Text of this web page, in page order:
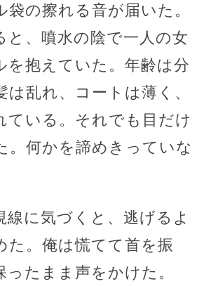
袋の擦れる音が届いた。
と、噴水の陰で一人の女
を抱えていた。年齢は分
は乱れ、コートは薄く、
ている。それでも目だけ
。何かを諦めきっていな
線に気づくと、逃げるよ
た。俺は慌てて首を振
ったまま声をかけた。